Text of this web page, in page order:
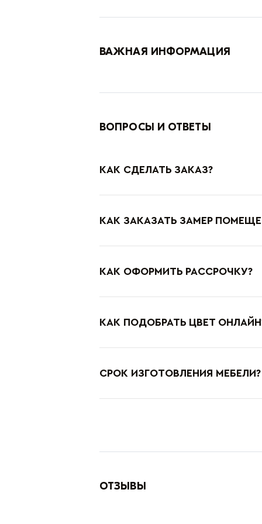
ВАЖНАЯ ИНФОРМАЦИЯ
ВОПРОСЫ И ОТВЕТЫ
КАК СДЕЛАТЬ ЗАКАЗ?
КАК ЗАКАЗАТЬ ЗАМЕР
КАК ОФОРМИТЬ РАССРОЧКУ?
КАК ПОДОБРАТЬ ЦВЕТ
СРОК ИЗГОТОВЛЕНИЯ МЕБЕЛИ?
ОТЗЫВЫ